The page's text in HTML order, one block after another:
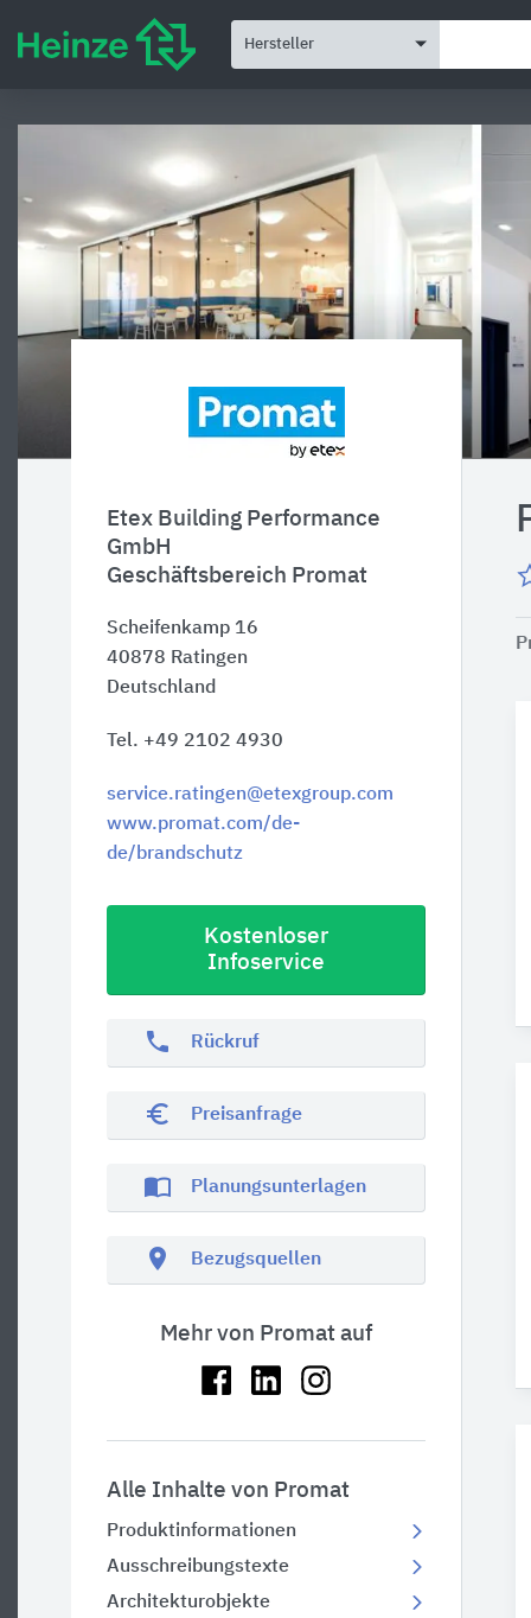
Hersteller
Etex Building Performance
GmbH
Geschäftsbereich Promat
Scheifenkamp 16
40878 Ratingen
Deutschland
Tel. +49 2102 4930
service.ratingen@etexgroup.com
www.promat.com/de-
de/brandschutz
Kostenloser
Infoservice
phone Rückruf
euro_symbol Preisanfrage
import_contacts Planungsunterlagen
location_on Bezugsquellen
Mehr von Promat auf
Alle Inhalte von Promat
Produktinformationen
Ausschreibungstexte
Architekturobjekte